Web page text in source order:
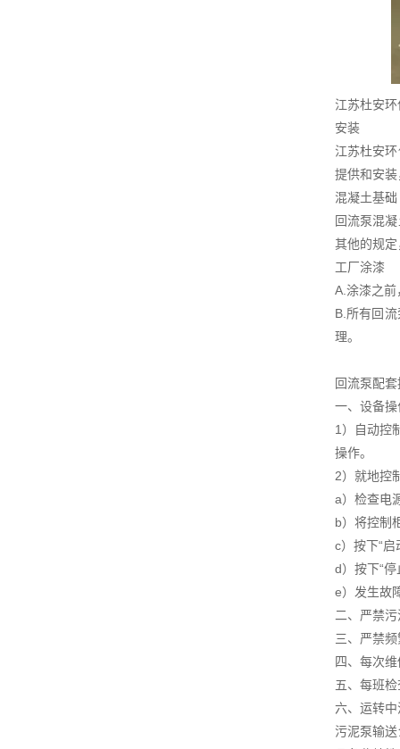
江苏杜安
安装
江苏杜安
提供和安
混凝土基础
回流泵混
其他的规
工厂涂漆
A.涂漆之
B.所有回
理。
回流泵配
一、设备操
1）自动控
操作。
2）就地控
a）检查电
b）将控制
c）按下“
d）按下“
e）发生故
二、严禁
三、严禁
四、每次
五、每班
六、运转
污泥泵输